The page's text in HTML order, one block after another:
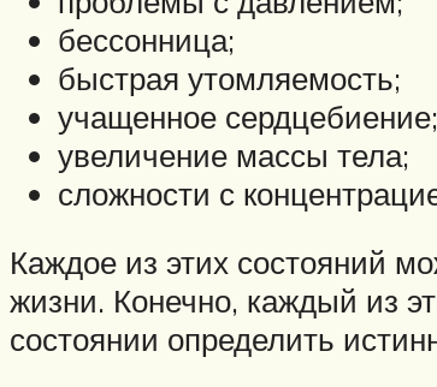
бессонница;
быстрая утомляемость;
учащенное сердцебиение;
увеличение массы тела;
сложности с
Каждое из этих состояний
жизни. Конечно, каждый из
состоянии определить